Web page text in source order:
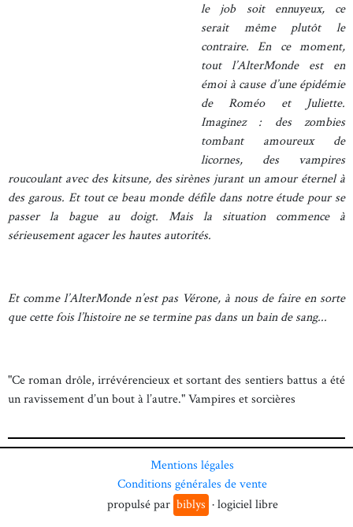
le job soit ennuyeux, ce
serait même plutôt le
contraire. En ce moment,
tout l’AlterMonde est en
émoi à cause d’une épidémie
de Roméo et Juliette.
Imaginez : des zombies
tombant amoureux de
licornes, des vampires
roucoulant avec des kitsune, des sirènes jurant un amour éternel à
des garous. Et tout ce beau monde défile dans notre étude pour se
passer la bague au doigt. Mais la situation commence à
sérieusement agacer les hautes autorités.
Et comme l’AlterMonde n’est pas Vérone, à nous de faire en sorte
que cette fois l’histoire ne se termine pas dans un bain de sang...
"Ce roman drôle, irrévérencieux et sortant des sentiers battus a été
un ravissement d’un bout à l’autre." Vampires et sorcières
Mentions légales
Conditions générales de vente
propulsé par biblys · logiciel libre